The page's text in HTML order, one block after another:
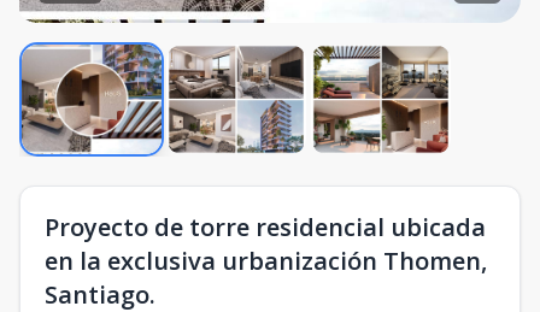
Proyecto de torre residencial ubicada
en la exclusiva urbanización Thomen,
Santiago.